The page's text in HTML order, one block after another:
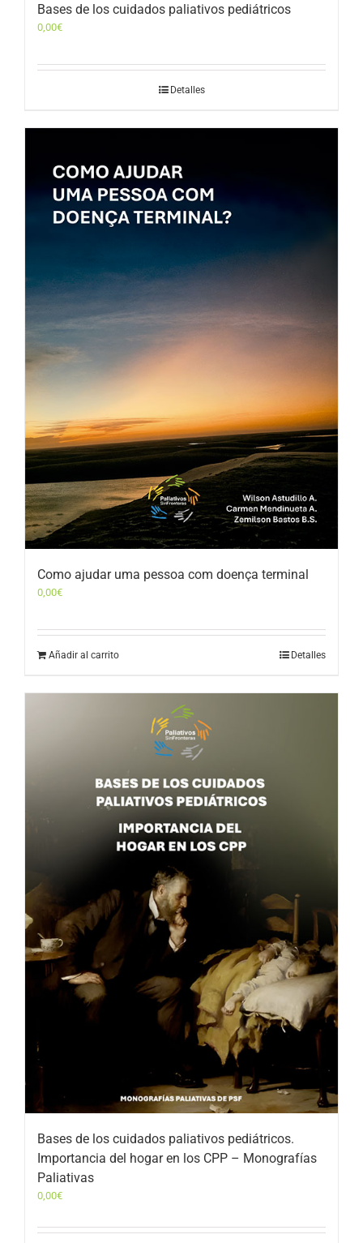
Bases de los cuidados paliativos pediátricos
0,00€
Detalles
Como ajudar uma pessoa com doença terminal
0,00€
Añadir al carrito Detalles
Bases de los cuidados paliativos pediátricos.
Importancia del hogar en los CPP – Monografías
Paliativas
0,00€